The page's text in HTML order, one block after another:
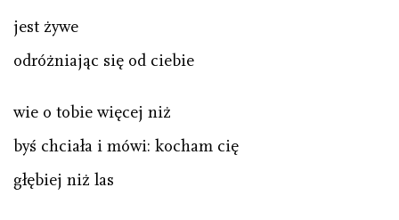
jest żywe
odróżniając się od ciebie
wie o tobie więcej niż
byś chciała i mówi: kocham cię
głębiej niż las